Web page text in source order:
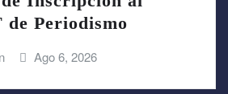
de Periodismo
Ago 6, 2026